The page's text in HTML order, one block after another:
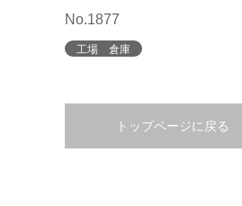
No.1877
工場 倉庫
トップページに戻る